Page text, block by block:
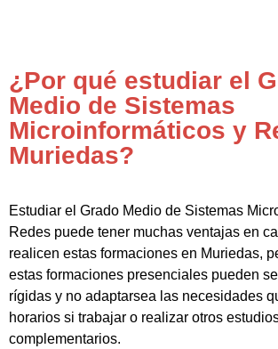
¿Por qué estudiar el
Medio de Sistemas
Microinformáticos y
Muriedas?
Estudiar el Grado Medio de Sistemas
Redes puede tener muchas ventajas en
realicen estas formaciones en Muriedas,
estas formaciones presenciales pueden
rígidas y no adaptarsea las necesidades
horarios si trabajar o realizar otros
complementarios.